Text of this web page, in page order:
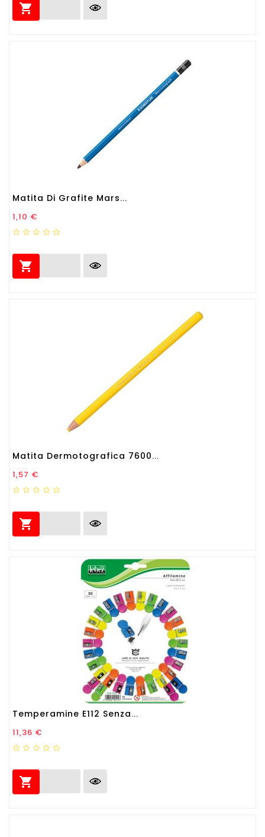

Matita Di Grafite Mars...
Prezzo
1,10 €

Matita Dermotografica 7600...
Prezzo
1,57 €

Temperamine E112 Senza...
Prezzo
11,36 €
